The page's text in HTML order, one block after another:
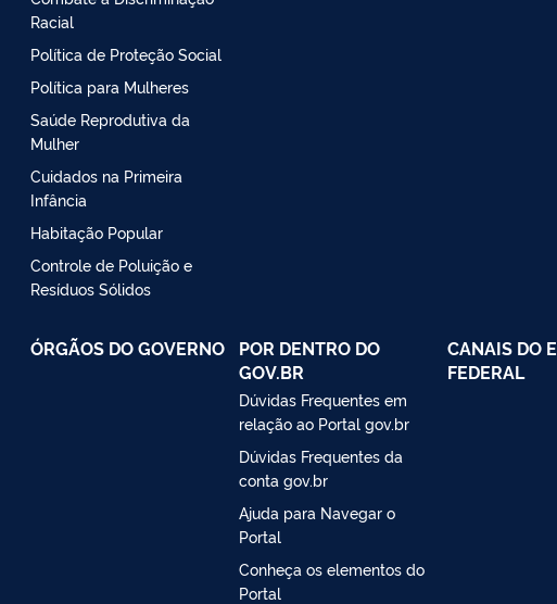
Racial
Política de Proteção Social
Política para Mulheres
Saúde Reprodutiva da
Mulher
Cuidados na Primeira
Infância
Habitação Popular
Controle de Poluição e
Resíduos Sólidos
ÓRGÃOS DO GOVERNO
POR DENTRO DO
GOV.BR
Dúvidas Frequentes em
relação ao Portal gov.br
Dúvidas Frequentes da
conta gov.br
Ajuda para Navegar o
Portal
Conheça os elementos do
Portal
CANAIS DO
FEDERAL